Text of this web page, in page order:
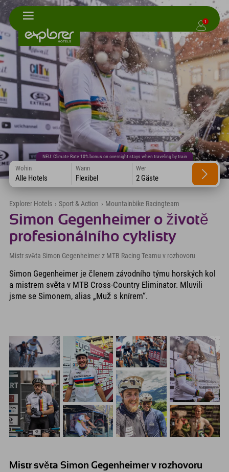
1
NEU: Climate Rate 10% bonus on overnight stays when traveling by train
Wohin
Alle Hotels
Wann
Flexibel
Wer
2 Gäste
Explorer Hotels › Sport & Action › Mountainbike Racingteam
Simon Gegenheimer o životě
profesionálního cyklisty
Mistr světa Simon Gegenheimer z MTB Racing Teamu v rozhovoru
Simon Gegenheimer je členem závodního týmu horských kol
a mistrem světa v MTB Cross-Country Eliminator. Mluvili
jsme se Simonem, alias „Muž s knírem“.
Mistr světa Simon Gegenheimer v rozhovoru